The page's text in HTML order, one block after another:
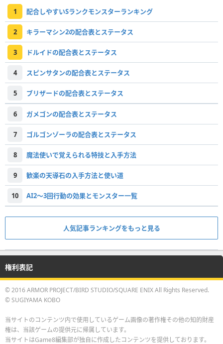
1 配合しやすいSランクモンスターランキング
2 キラーマシン2の配合表とステータス
3 ドルイドの配合表とステータス
4 スピンサタンの配合表とステータス
5 ブリザードの配合表とステータス
6 ガメゴンの配合表とステータス
7 ゴルゴンゾーラの配合表とステータス
8 魔法使いで覚えられる特技と入手方法
9 歓楽の天導石の入手方法と使い道
10 AI2～3回行動の効果とモンスター一覧
人気記事ランキングをもっと見る
権利表記
© 2016 ARMOR PROJECT/BIRD STUDIO/SQUARE ENIX All Rights Reserved.
© SUGIYAMA KOBO
当サイトのコンテンツ内で使用しているゲーム画像の著作権その他の知的財産
権は、当該ゲームの提供元に帰属しています。
当サイトはGame8編集部が独自に作成したコンテンツを提供しております。